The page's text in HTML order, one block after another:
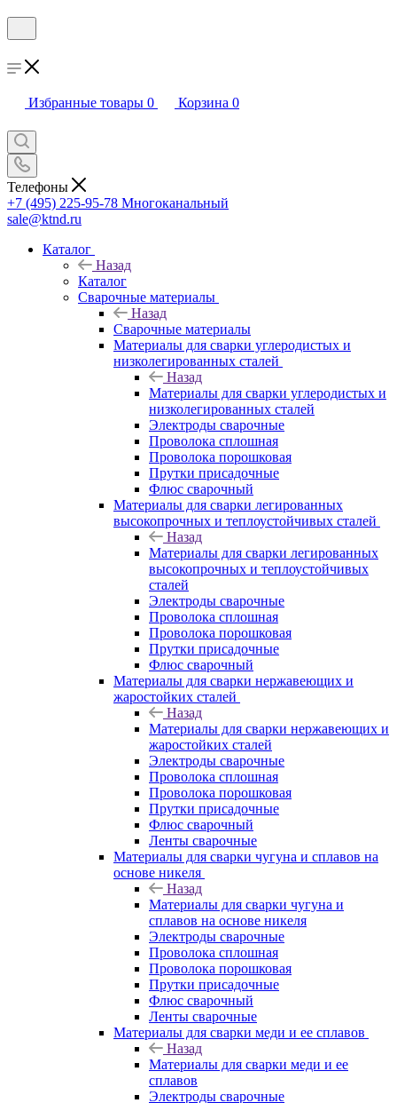
Избранные товары 0 Корзина 0
Телефоны
+7 (495) 225-95-78 Многоканальный
sale@ktnd.ru
Каталог
Назад
Каталог
Сварочные материалы
Назад
Сварочные материалы
Материалы для сварки углеродистых и
низколегированных сталей
Назад
Материалы для сварки углеродистых и
низколегированных сталей
Электроды сварочные
Проволока сплошная
Проволока порошковая
Прутки присадочные
Флюс сварочный
Материалы для сварки легированных
высокопрочных и теплоустойчивых сталей
Назад
Материалы для сварки легированных
высокопрочных и теплоустойчивых
сталей
Электроды сварочные
Проволока сплошная
Проволока порошковая
Прутки присадочные
Флюс сварочный
Материалы для сварки нержавеющих и
жаростойких сталей
Назад
Материалы для сварки нержавеющих и
жаростойких сталей
Электроды сварочные
Проволока сплошная
Проволока порошковая
Прутки присадочные
Флюс сварочный
Ленты сварочные
Материалы для сварки чугуна и сплавов на
основе никеля
Назад
Материалы для сварки чугуна и
сплавов на основе никеля
Электроды сварочные
Проволока сплошная
Проволока порошковая
Прутки присадочные
Флюс сварочный
Ленты сварочные
Материалы для сварки меди и ее сплавов
Назад
Материалы для сварки меди и ее
сплавов
Электроды сварочные